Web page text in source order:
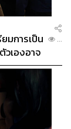
มการเป็น
เองอาจ
...